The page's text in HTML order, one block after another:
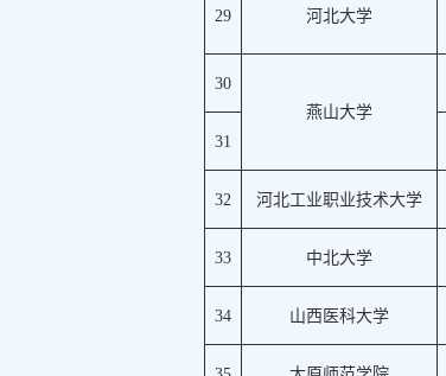
29 河北大学
30
燕山大学
31
32 河北工业职业技术大学
33 中北大学
34 山西医科大学